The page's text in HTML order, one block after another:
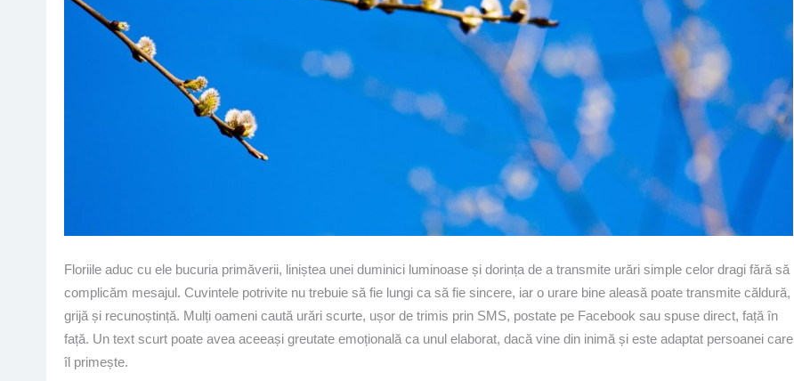
Floriile aduc cu ele bucuria primăverii, liniștea unei duminici luminoase și dorința de a transmite urări simple celor dragi fără să
complicăm mesajul. Cuvintele potrivite nu trebuie să fie lungi ca să fie sincere, iar o urare bine aleasă poate transmite căldură,
grijă și recunoștință. Mulți oameni caută urări scurte, ușor de trimis prin SMS, postate pe Facebook sau spuse direct, față în
față. Un text scurt poate avea aceeași greutate emoțională ca unul elaborat, dacă vine din inimă și este adaptat persoanei care
îl primește.